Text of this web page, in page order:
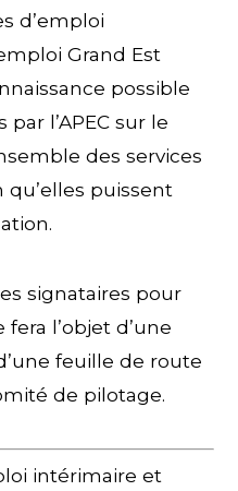
d’emploi
Grand Est
possible
l’APEC sur le
des services
qu’elles puissent
signataires pour
l’objet d’une
feuille de route
de pilotage.
intérimaire et